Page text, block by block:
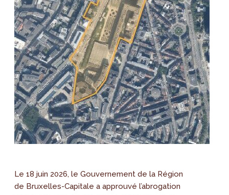
Le 18 juin 2026, le Gouvernement de la Région
de Bruxelles-Capitale a approuvé l’abrogation